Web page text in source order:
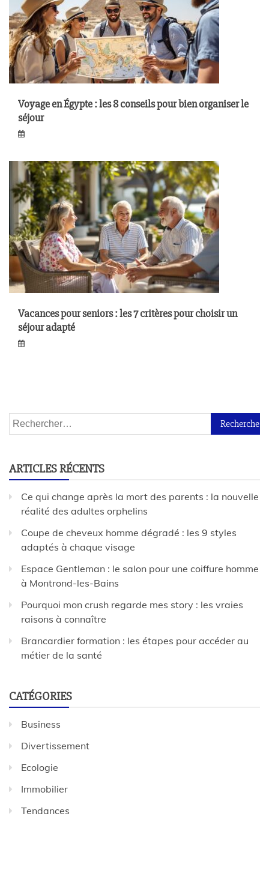
Voyage en Égypte : les 8 conseils pour bien organiser le
séjour
Vacances pour seniors : les 7 critères pour choisir un
séjour adapté
ARTICLES RÉCENTS
Ce qui change après la mort des parents : la nouvelle
réalité des adultes orphelins
Coupe de cheveux homme dégradé : les 9 styles
adaptés à chaque visage
Espace Gentleman : le salon pour une coiffure homme
à Montrond-les-Bains
Pourquoi mon crush regarde mes story : les vraies
raisons à connaître
Brancardier formation : les étapes pour accéder au
métier de la santé
CATÉGORIES
Business
Divertissement
Ecologie
Immobilier
Tendances